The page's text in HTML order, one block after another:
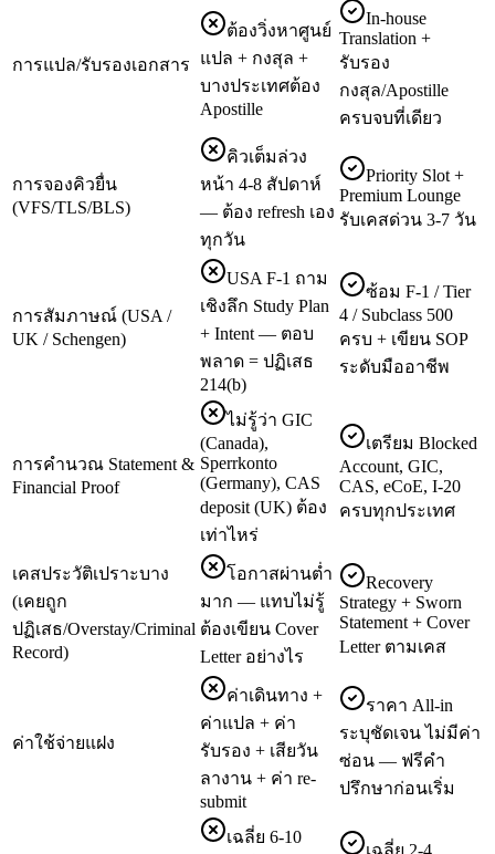
การแปล/รับรองเอกสาร
ต้องวิ่งหาศูนย์
แปล + กงสุล +
บางประเทศต้อง
Apostille
In-house
Translation +
รับรอง
กงสุล/Apostille
ครบจบที่เดียว
การจองคิวยื่น
(VFS/TLS/BLS)
คิวเต็มล่วง
หน้า 4-8 สัปดาห์
— ต้อง refresh เอง
ทุกวัน
Priority Slot +
Premium Lounge
รับเคสด่วน 3-7 วัน
การสัมภาษณ์ (USA /
UK / Schengen)
USA F-1 ถาม
เชิงลึก Study Plan
+ Intent — ตอบ
พลาด = ปฏิเสธ
214(b)
ซ้อม F-1 / Tier
4 / Subclass 500
ครบ + เขียน SOP
ระดับมืออาชีพ
การคำนวณ Statement &
Financial Proof
ไม่รู้ว่า GIC
(Canada),
Sperrkonto
(Germany), CAS
deposit (UK) ต้อง
เท่าไหร่
เตรียม Blocked
Account, GIC,
CAS, eCoE, I-20
ครบทุกประเทศ
เคสประวัติเปราะบาง
(เคยถูก
ปฏิเสธ/Overstay/Criminal
Record)
โอกาสผ่านต่ำ
มาก — แทบไม่รู้
ต้องเขียน Cover
Letter อย่างไร
Recovery
Strategy + Sworn
Statement + Cover
Letter ตามเคส
ค่าใช้จ่ายแฝง
ค่าเดินทาง +
ค่าแปล + ค่า
รับรอง + เสียวัน
ลางาน + ค่า re-
submit
ราคา All-in
ระบุชัดเจน ไม่มีค่า
ซ่อน — ฟรีคำ
ปรึกษาก่อนเริ่ม
เฉลี่ย 6-10
เฉลี่ย 2-4